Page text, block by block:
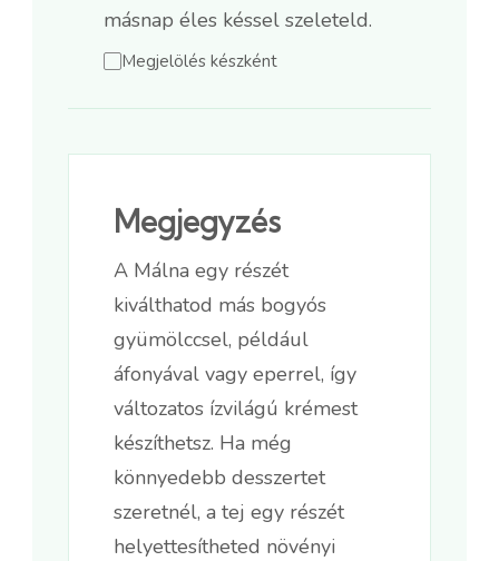
másnap éles késsel szeleteld.
Megjelölés készként
Megjegyzés
A Málna egy részét
kiválthatod más bogyós
gyümölccsel, például
áfonyával vagy eperrel, így
változatos ízvilágú krémest
készíthetsz. Ha még
könnyedebb desszertet
szeretnél, a tej egy részét
helyettesítheted növényi